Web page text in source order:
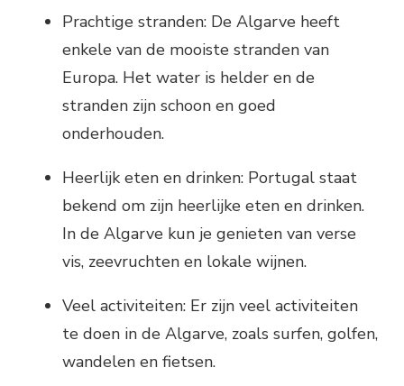
Prachtige stranden: De Algarve heeft
enkele van de mooiste stranden van
Europa. Het water is helder en de
stranden zijn schoon en goed
onderhouden.
Heerlijk eten en drinken: Portugal staat
bekend om zijn heerlijke eten en drinken.
In de Algarve kun je genieten van verse
vis, zeevruchten en lokale wijnen.
Veel activiteiten: Er zijn veel activiteiten
te doen in de Algarve, zoals surfen, golfen,
wandelen en fietsen.